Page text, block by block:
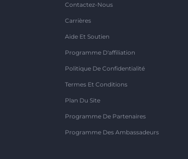
Contactez-Nous
Carrières
Aide Et Soutien
Programme D'affiliation
Politique De Confidentialité
Termes Et Conditions
Plan Du Site
Programme De Partenaires
Programme Des Ambassadeurs